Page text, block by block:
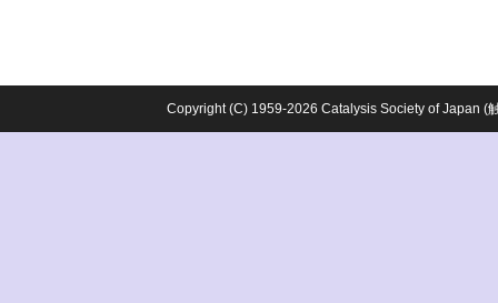
Copyright (C) 1959-2026 Catalysis Society of Japan (